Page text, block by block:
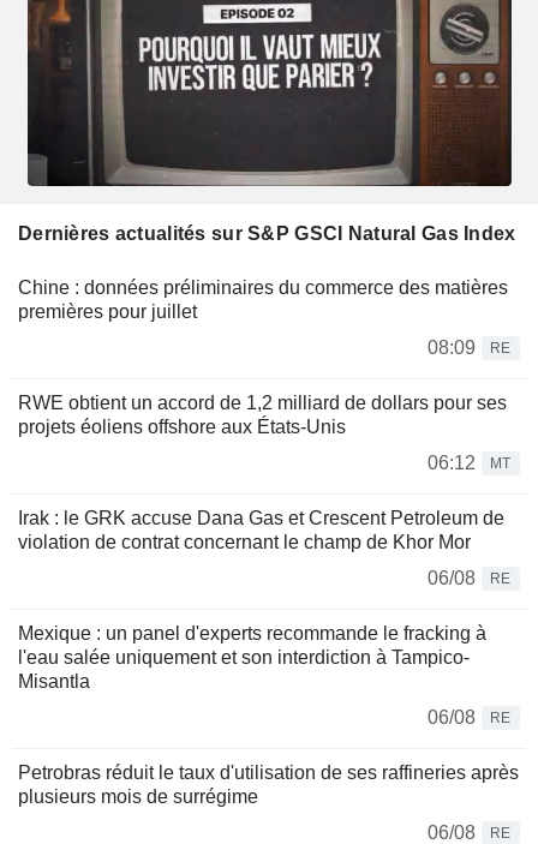
Dernières actualités sur S&P GSCI Natural Gas Index
Chine : données préliminaires du commerce des matières
premières pour juillet
08:09
RE
RWE obtient un accord de 1,2 milliard de dollars pour ses
projets éoliens offshore aux États-Unis
06:12
MT
Irak : le GRK accuse Dana Gas et Crescent Petroleum de
violation de contrat concernant le champ de Khor Mor
06/08
RE
Mexique : un panel d'experts recommande le fracking à
l'eau salée uniquement et son interdiction à Tampico-
Misantla
06/08
RE
Petrobras réduit le taux d'utilisation de ses raffineries après
plusieurs mois de surrégime
06/08
RE